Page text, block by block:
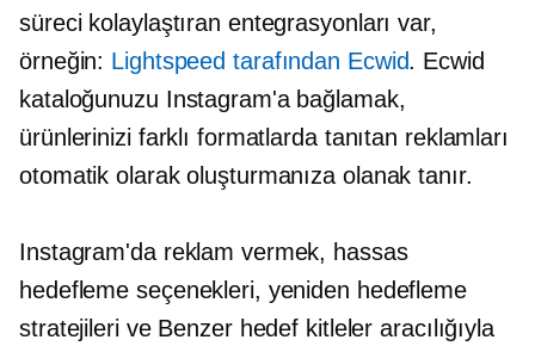
süreci kolaylaştıran entegrasyonları var,
örneğin: Lightspeed tarafından Ecwid. Ecwid
kataloğunuzu Instagram'a bağlamak,
ürünlerinizi farklı formatlarda tanıtan reklamları
otomatik olarak oluşturmanıza olanak tanır.
Instagram'da reklam vermek, hassas
hedefleme seçenekleri, yeniden hedefleme
stratejileri ve Benzer hedef kitleler aracılığıyla